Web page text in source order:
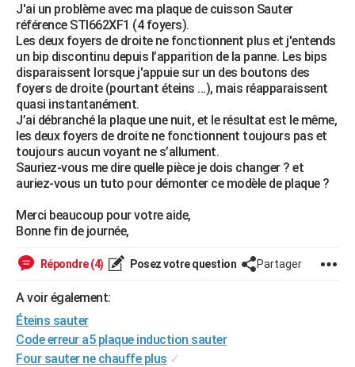
Forum
Aménagement intérieur
Extérieur
Cuisine
Salle de bains
Jardinage
Rangement
WEEK-END
Guides de France
Escapades
Patrimoine
Expositions
Musées
Week-end nature
+LIFESTYLE
Art de vivre
Bien-être
Loisirs
Mode
Modes de vie
SANTE
Alimentation
Guide de la santé
Maladies
Médicaments
Sommeil
VOYAGE
Destinations
City break
Voyage nature
Voyage de noces
Forum
Climat
+PHOTO
BONS PLANS
CARTE DE VOEUX
Dictionnaire
Biographies
Citations
Expressions
Proverbes
PROGRAMME TV
COPAINS D'AVANT
J'ai un problème avec ma plaque de cuisson Sauter
référence STI662XF1 (4 foyers).
Les deux foyers de droite ne fonctionnent plus et j'entends
un bip discontinu depuis l’apparition de la panne. Les bips
disparaissent lorsque j'appuie sur un des boutons des
foyers de droite (pourtant éteins …), mais réapparaissent
quasi instantanément.
J’ai débranché la plaque une nuit, et le résultat est le même,
les deux foyers de droite ne fonctionnent toujours pas et
toujours aucun voyant ne s’allument.
Sauriez-vous me dire quelle pièce je dois changer ? et
auriez-vous un tuto pour démonter ce modèle de plaque ?
Merci beaucoup pour votre aide,
Bonne fin de journée,
Répondre (4) Posez votre question Partager
A voir également:
Éteins sauter
Code erreur a5 plaque induction sauter
Four sauter ne chauffe plus ✓